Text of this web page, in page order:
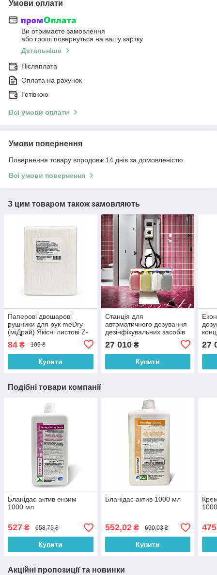
Умови оплати
Ви отримаєте замовлення
або гроші повернуться на вашу картку
Детальніше
Післяплата
Оплата на рахунок
Готівкою
Всі умови оплати
Умови повернення
Повернення товару впродовж 14 днів за домовленістю
Всі умови повернення
З цим товаром також замовляють
Паперові двошарові
рушники для рук meDry
(міДрай) Якісні листові Z-
84 ₴ 105 ₴
Купити
Станція для
автоматичного дозування
дезінфікувальних засобів
OnClean Дозатор рідкого
мийного засобу
27 010₴
Купити
для
27
Подібні товари компанії
Бланідас актив ензим
1000 мл
527 ₴ 658,75 ₴
Купити
Бланідас актив 1000 мл
552,02₴ 690,03 ₴
Купити
475
Акційні пропозиції та новинки